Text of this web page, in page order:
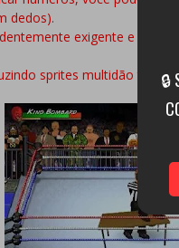
dedos).
exigente e você
sprites multidão
🔒